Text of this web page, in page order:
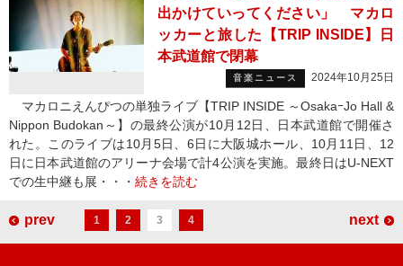
出かけていってください」 マカロ
ッカーと旅した【TRIP INSIDE】日
本武道館で閉幕
音楽ニュース 2024年10月25日
マカロニえんぴつの単独ライブ【TRIP INSIDE ～OsakaｰJo Hall &
Nippon Budokan～】の最終公演が10月12日、日本武道館で開催さ
れた。このライブは10月5日、6日に大阪城ホール、10月11日、12
日に日本武道館のアリーナ会場で計4公演を実施。最終日はU-NEXT
での生中継も展・・・ 続きを読む
prev 1 2 3 4 next